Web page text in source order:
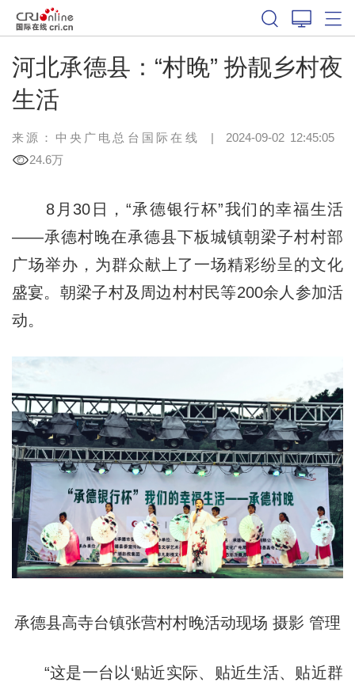
河北承德县：“村晚” 扮靓乡村夜
生活
来源：中央广电总台国际在线 | 2024-09-02 12:45:05
24.6万
8月30日，“承德银行杯”我们的幸福生活
——承德村晚在承德县下板城镇朝梁子村村部
广场举办，为群众献上了一场精彩纷呈的文化
盛宴。朝梁子村及周边村村民等200余人参加活
动。
承德县高寺台镇张营村村晚活动现场 摄影 管理
“这是一台以‘贴近实际、贴近生活、贴近群